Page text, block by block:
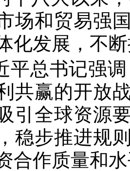
场和贸易强
化发展，不
平总书记强
共赢的开放
引全球资源
稳步推进规
合作质量和